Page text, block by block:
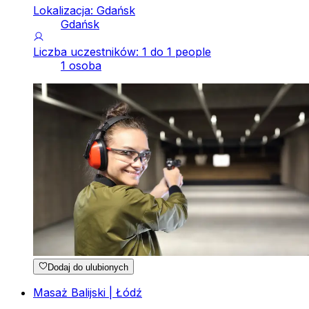
Lokalizacja: Gdańsk
Gdańsk
Liczba uczestników: 1 do 1 people
1 osoba
Dodaj do ulubionych
Masaż Balijski | Łódź